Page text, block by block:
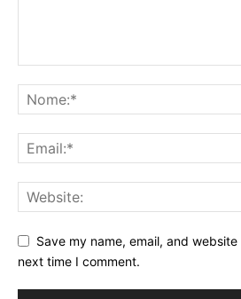
Save my name, email, and
next time I comment.